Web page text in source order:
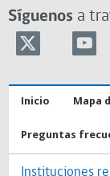
Síguenos a
Inicio Mapa
Preguntas
Instituciones